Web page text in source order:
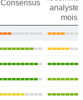
Consensus
mois